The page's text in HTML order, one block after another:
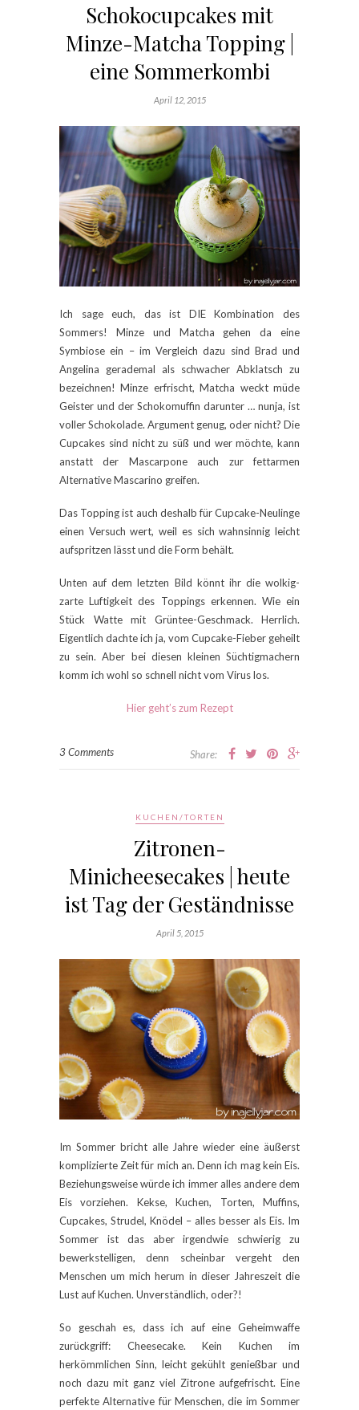
Schokocupcakes mit
Minze-Matcha Topping |
eine Sommerkombi
April 12, 2015
Ich sage euch, das ist DIE Kombination des
Sommers! Minze und Matcha gehen da eine
Symbiose ein – im Vergleich dazu sind Brad und
Angelina gerademal als schwacher Abklatsch zu
bezeichnen! Minze erfrischt, Matcha weckt müde
Geister und der Schokomuffin darunter … nunja, ist
voller Schokolade. Argument genug, oder nicht? Die
Cupcakes sind nicht zu süß und wer möchte, kann
anstatt der Mascarpone auch zur fettarmen
Alternative Mascarino greifen.
Das Topping ist auch deshalb für Cupcake-Neulinge
einen Versuch wert, weil es sich wahnsinnig leicht
aufspritzen lässt und die Form behält.
Unten auf dem letzten Bild könnt ihr die wolkig-
zarte Luftigkeit des Toppings erkennen. Wie ein
Stück Watte mit Grüntee-Geschmack. Herrlich.
Eigentlich dachte ich ja, vom Cupcake-Fieber geheilt
zu sein. Aber bei diesen kleinen Süchtigmachern
komm ich wohl so schnell nicht vom Virus los.
Hier geht’s zum Rezept
3 Comments Share:
KUCHEN/TORTEN
Zitronen-
Minicheesecakes | heute
ist Tag der Geständnisse
April 5, 2015
Im Sommer bricht alle Jahre wieder eine äußerst
komplizierte Zeit für mich an. Denn ich mag kein Eis.
Beziehungsweise würde ich immer alles andere dem
Eis vorziehen. Kekse, Kuchen, Torten, Muffins,
Cupcakes, Strudel, Knödel – alles besser als Eis. Im
Sommer ist das aber irgendwie schwierig zu
bewerkstelligen, denn scheinbar vergeht den
Menschen um mich herum in dieser Jahreszeit die
Lust auf Kuchen. Unverständlich, oder?!
So geschah es, dass ich auf eine Geheimwaffe
zurückgriff: Cheesecake. Kein Kuchen im
herkömmlichen Sinn, leicht gekühlt genießbar und
noch dazu mit ganz viel Zitrone aufgefrischt. Eine
perfekte Alternative für Menschen, die im Sommer